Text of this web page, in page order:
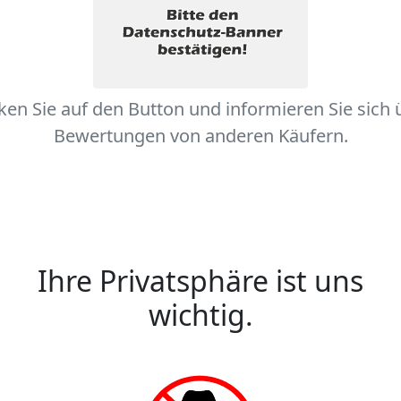
Sie auf den Button und informieren Sie sich
Bewertungen von anderen Käufern.
Ihre Privatsphäre ist uns
wichtig.